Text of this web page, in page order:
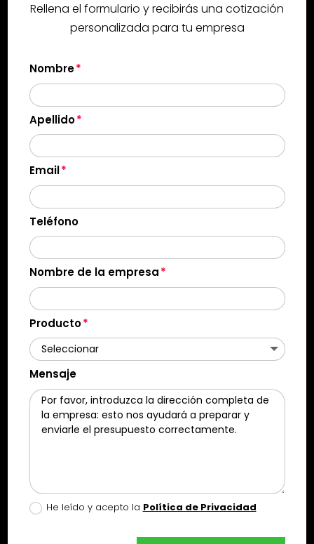
Rellena el formulario y recibirás una cotización
personalizada para tu empresa
Nombre
Apellido
Email
Teléfono
Nombre de la empresa
Producto
Mensaje
He leído y acepto la Política de Privacidad